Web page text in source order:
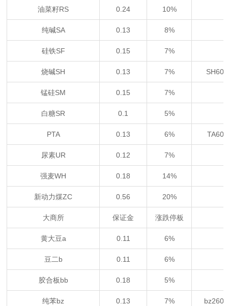
油菜籽RS 0.24 10%
纯碱SA 0.13 8%
硅铁SF 0.15 7%
烧碱SH 0.13 7%
锰硅SM 0.15 7%
白糖SR 0.1 5%
PTA 0.13 6%
尿素UR 0.12 7%
强麦WH 0.18 14%
新动力煤ZC 0.56 20%
大商所 保证金 涨跌停板
黄大豆a 0.11 6%
豆二b 0.11 6%
胶合板bb 0.18 5%
纯苯bz 0.13 7%